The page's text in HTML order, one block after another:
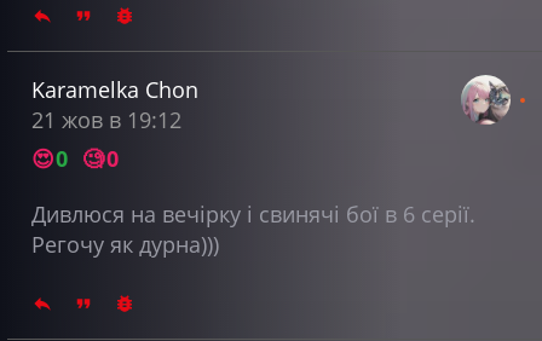
Karamelka Chon
21 жов в 19:12
😍0 🧐0
Дивлюся на вечірку і свинячі бої в 6 серії.
Регочу як дурна)))